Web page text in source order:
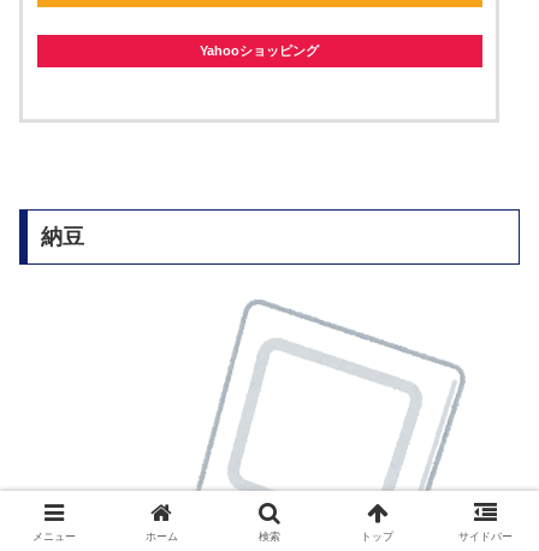
Yahooショッピング
納豆
メニュー ホーム 検索 トップ サイドバー